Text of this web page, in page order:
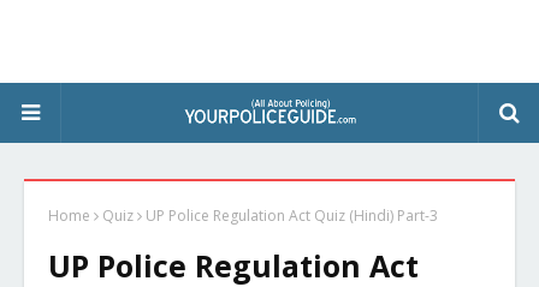
Home Quiz UP Police Regulation Act Quiz (Hindi) Part-3
UP Police Regulation Act